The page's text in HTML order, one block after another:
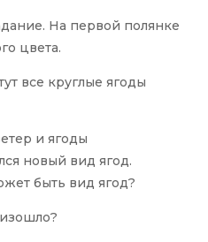
На первой полянке
цвета.
все круглые ягоды
и ягоды
новый вид ягод.
быть вид ягод?